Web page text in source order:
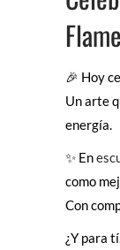
🎉 Hoy
Un arte
energía.
✨ En
como
Con
¿Y para